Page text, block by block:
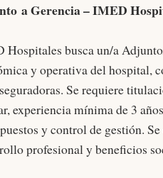
a Gerencia – IMED
Hospitales busca un/a
y operativa del hospital,
Se requiere
experiencia mínima de 3
y control de gestión.
profesional y beneficios